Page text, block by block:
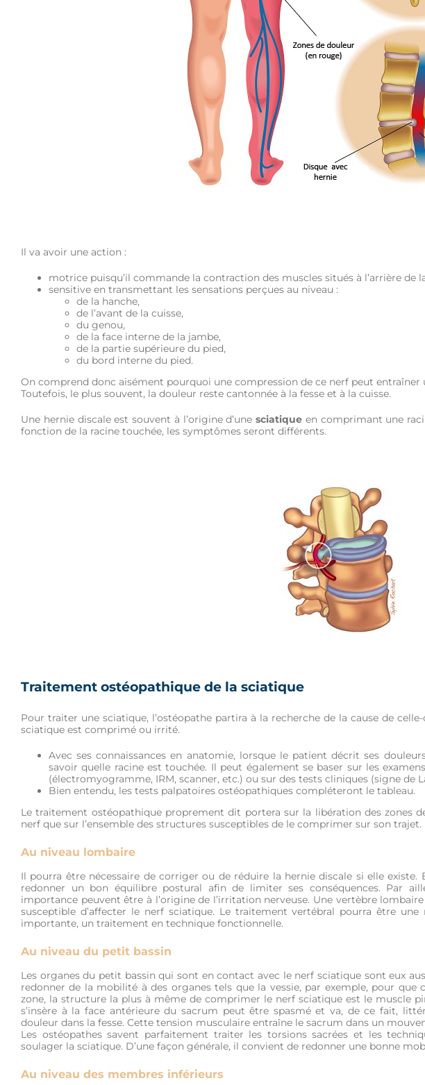
Il va avoir une action :
motrice puisqu’il commande la contraction des muscles situés à l’arrière de
sensitive en transmettant les sensations perçues au niveau :
de la hanche,
de l’avant de la cuisse,
du genou,
de la face interne de la jambe,
de la partie supérieure du pied,
du bord interne du pied.
On comprend donc aisément pourquoi une compression de ce nerf peut entraîner
Toutefois, le plus souvent, la douleur reste cantonnée à la fesse et à la cuisse.
Une hernie discale est souvent à l’origine d’unesciatique en comprimant une
fonction de la racine touchée, les symptômes seront différents.
Traitement ostéopathique de la sciatique
Pour traiter une sciatique, l’ostéopathe partira à la recherche de la cause de
sciatique est comprimé ou irrité.
Avec ses connaissances en anatomie, lorsque le patient décrit ses
savoir quelle racine est touchée. Il peut également se baser sur les
(électromyogramme, IRM, scanner, etc.) ou sur des tests cliniques (signe de
Bien entendu, les tests palpatoires ostéopathiques compléteront le tableau.
Le traitement ostéopathique proprement dit portera sur la libération des zones
nerf que sur l’ensemble des structures susceptibles de le comprimer sur son trajet.
Au niveau lombaire
Il pourra être nécessaire de corriger ou de réduire la hernie discale si elle existe.
redonner un bon équilibre postural afin de limiter ses conséquences. Par
importance peuvent être à l’origine de l’irritation nerveuse. Une vertèbre
susceptible d’affecter le nerf sciatique. Le traitement vertébral pourra être
importante, un traitement en technique fonctionnelle.
Au niveau du petit bassin
Les organes du petit bassin qui sont en contact avec le nerf sciatique sont eux
redonner de la mobilité à des organes tels que la vessie, par exemple, pour que
zone, la structure la plus à même de comprimer le nerf sciatique est le muscle
s’insère à la face antérieure du sacrum peut être spasmé et va, de ce fait,
douleur dans la fesse. Cette tension musculaire entraîne le sacrum dans un
Les ostéopathes savent parfaitement traiter les torsions sacrées et les
soulager la sciatique. D’une façon générale, il convient de redonner une bonne
Au niveau des membres inférieurs